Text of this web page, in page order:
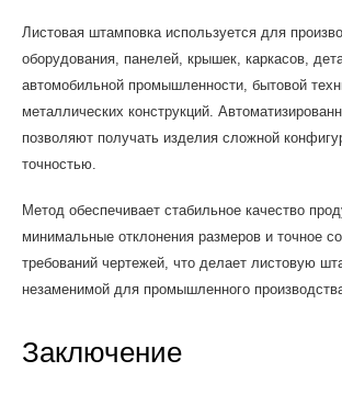
Листовая штамповка используется для
оборудования, панелей, крышек, каркасов,
автомобильной промышленности, бытовой
металлических конструкций.
позволяют получать изделия сложной
точностью.
Метод обеспечивает стабильное качество
минимальные отклонения размеров и точное
требований чертежей, что делает листовую
незаменимой для промышленного
Заключение